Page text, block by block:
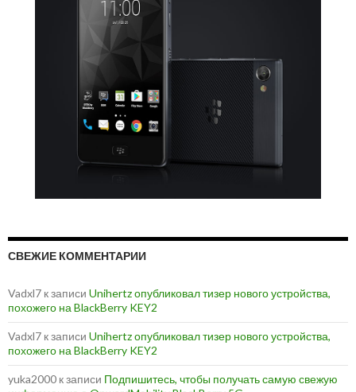
СВЕЖИЕ КОММЕНТАРИИ
Vadxl7 к записи Unihertz опубликовал тизер нового устройства,
похожего на BlackBerry KEY2
Vadxl7 к записи Unihertz опубликовал тизер нового устройства,
похожего на BlackBerry KEY2
yuka2000 к записи Подпишитесь, чтобы получать самую свежую